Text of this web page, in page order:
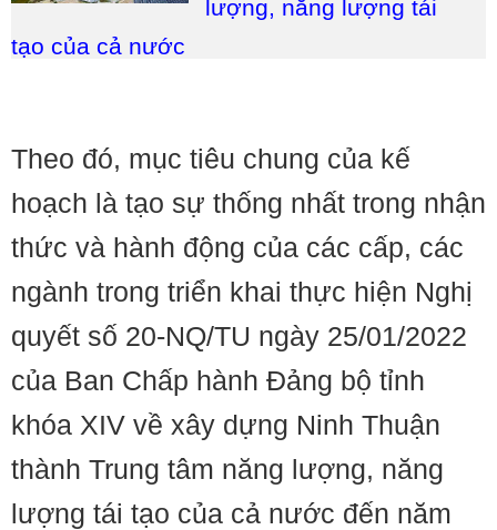
lượng, năng lượng tái
tạo của cả nước
Theo đó, mục tiêu chung của kế
hoạch là tạo sự thống nhất trong nhận
thức và hành động của các cấp, các
ngành trong triển khai thực hiện Nghị
quyết số 20-NQ/TU ngày 25/01/2022
của Ban Chấp hành Đảng bộ tỉnh
khóa XIV về xây dựng Ninh Thuận
thành Trung tâm năng lượng, năng
lượng tái tạo của cả nước đến năm